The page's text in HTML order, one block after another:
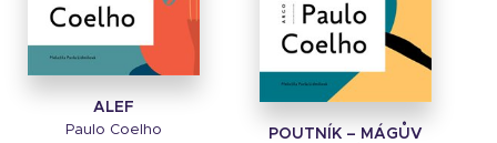
ALEF
Paulo Coelho
POUTNÍK – MÁGŮV